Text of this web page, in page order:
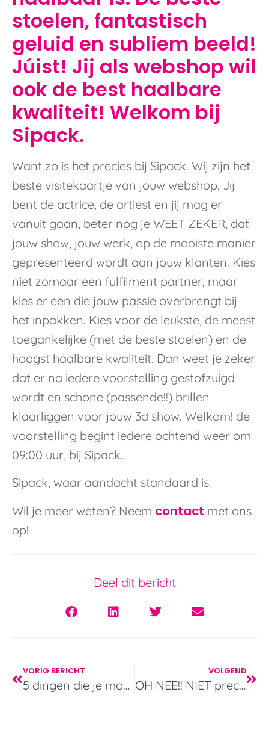
stoelen, fantastisch
geluid en subliem beeld!
Júist! Jij als webshop wil
ook de best haalbare
kwaliteit! Welkom bij
Sipack.
Want zo is het precies bij Sipack. Wij zijn het
beste visitekaartje van jouw webshop. Jij
bent de actrice, de artiest en jij mag er
vanuit gaan, beter nog je WEET ZEKER, dat
jouw show, jouw werk, op de mooiste manier
gepresenteerd wordt aan jouw klanten. Kies
niet zomaar een fulfilment partner, maar
kies er een die jouw passie overbrengt bij
het inpakken. Kies voor de leukste, de meest
toegankelijke (met de beste stoelen) en de
hoogst haalbare kwaliteit. Dan weet je zeker
dat er na iedere voorstelling gestofzuigd
wordt en schone (passende!!) brillen
klaarliggen voor jouw 3d show. Welkom! de
voorstelling begint iedere ochtend weer om
09:00 uur, bij Sipack.
Sipack, waar aandacht standaard is.
Wil je meer weten? Neem contact met ons
op!
Deel dit bericht
VORIG BERICHT
5 dingen die je moet weten over de “Fragile” sticker
VOLGEND
OH NEE!! NIET precies DIT pakje naar de buren!